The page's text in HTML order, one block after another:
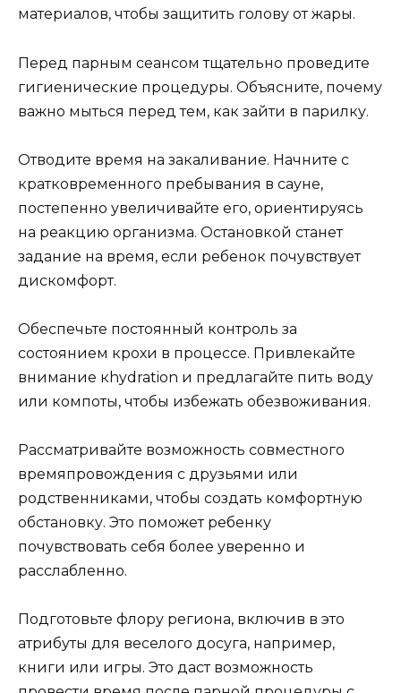
материалов, чтобы защитить голову от жары.
Перед парным сеансом тщательно проведите
гигиенические процедуры. Объясните, почему
важно мыться перед тем, как зайти в парилку.
Отводите время на закаливание. Начните с
кратковременного пребывания в сауне,
постепенно увеличивайте его, ориентируясь
на реакцию организма. Остановкой станет
задание на время, если ребенок почувствует
дискомфорт.
Обеспечьте постоянный контроль за
состоянием крохи в процессе. Привлекайте
внимание кhydration и предлагайте пить воду
или компоты, чтобы избежать обезвоживания.
Рассматривайте возможность совместного
времяпровождения с друзьями или
родственниками, чтобы создать комфортную
обстановку. Это поможет ребенку
почувствовать себя более уверенно и
расслабленно.
Подготовьте флору региона, включив в это
атрибуты для веселого досуга, например,
книги или игры. Это даст возможность